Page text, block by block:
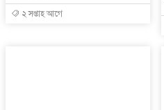
২ সপ্তাহ আগে